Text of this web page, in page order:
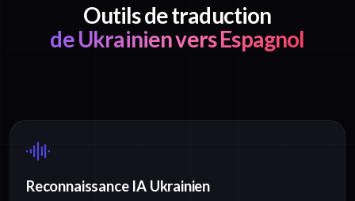
Outils de traduction
de Ukrainien vers Espagnol
Reconnaissance IA Ukrainien